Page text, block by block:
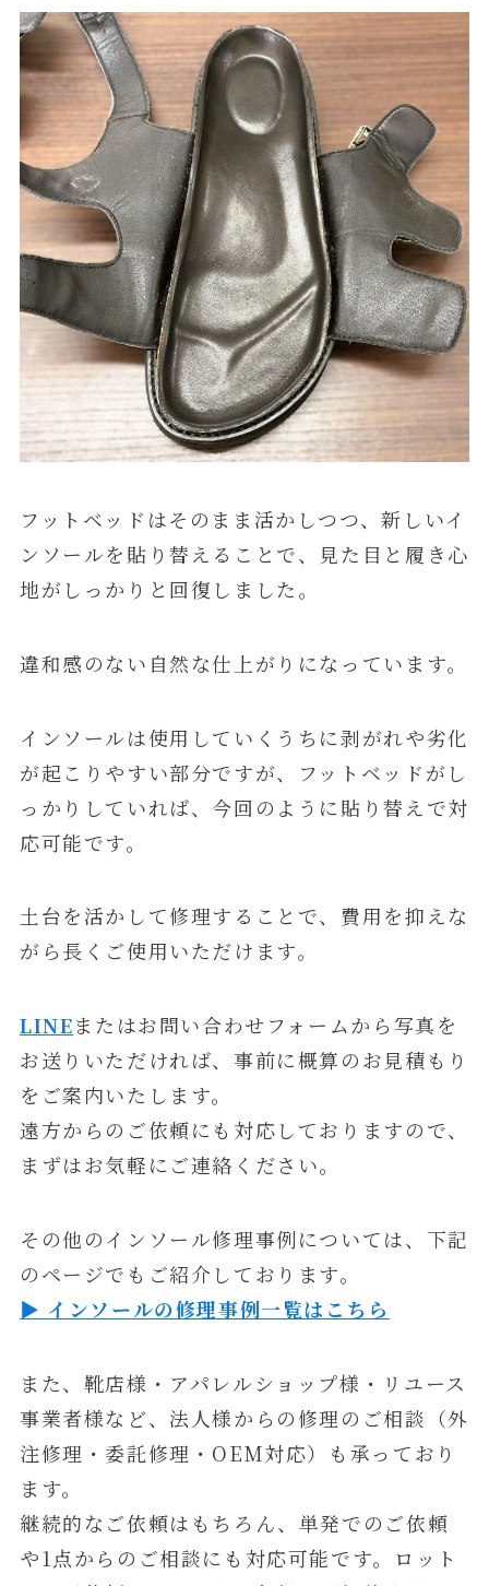
フットベッドはそのまま活かしつつ、新しいイ
ンソールを貼り替えることで、見た目と履き心
地がしっかりと回復しました。
違和感のない自然な仕上がりになっています。
インソールは使用していくうちに剥がれや劣化
が起こりやすい部分ですが、フットベッドがし
っかりしていれば、今回のように貼り替えで対
応可能です。
土台を活かして修理することで、費用を抑えな
がら長くご使用いただけます。
LINEまたはお問い合わせフォームから写真を
お送りいただければ、事前に概算のお見積もり
をご案内いたします。
遠方からのご依頼にも対応しておりますので、
まずはお気軽にご連絡ください。
その他のインソール修理事例については、下記
のページでもご紹介しております。
▶ インソールの修理事例一覧はこちら
また、靴店様・アパレルショップ様・リユース
事業者様など、法人様からの修理のご相談（外
注修理・委託修理・OEM対応）も承っており
ます。
継続的なご依頼はもちろん、単発でのご依頼
や1点からのご相談にも対応可能です。ロット